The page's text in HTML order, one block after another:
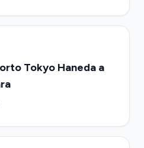
Tokyo Haneda a